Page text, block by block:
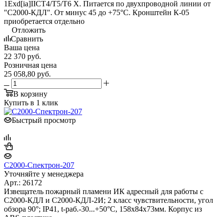
1Exd[ia]IICT4/Т5/Т6 X. Питается по двухпроводной линии от
"С2000-КДЛ". От минус 45 до +75°С. Кронштейн К-05
приобретается отдельно
Отложить
Сравнить
Ваша цена
22 370 руб.
Розничная цена
25 058,80 руб.
В корзину
Купить в 1 клик
Быстрый просмотр
С2000-Спектрон-207
Уточняйте у менеджера
Арт.: 26172
Извещатель пожарный пламени ИК адресный для работы с
С2000-КДЛ и С2000-КДЛ-2И; 2 класс чувствительности, угол
обзора 90°; IP41, t-раб.-30...+50°С, 158х84х73мм. Корпус из